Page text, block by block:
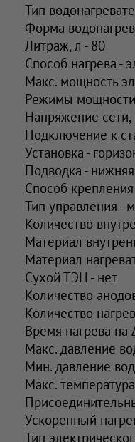
Тип
Форма
Литраж, л - 80
Способ нагрева -
Макс. мощность
Режимы мощности
Напряжение сети,
Подключение к
Установка -
Подводка - нижняя
Способ
Тип управления -
Количество
Материал
Материал
Сухой ТЭН - нет
Количество
Количество
Время нагрева на
Макс. давление
Мин. давление
Макс.
Ускоренный
Тип